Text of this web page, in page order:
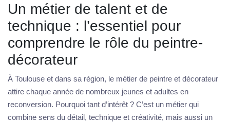
Un métier de talent et de
technique : l’essentiel pour
comprendre le rôle du peintre-
décorateur
À Toulouse et dans sa région, le métier de peintre et décorateur
attire chaque année de nombreux jeunes et adultes en
reconversion. Pourquoi tant d’intérêt ? C’est un métier qui
combine sens du détail, technique et créativité, mais aussi un